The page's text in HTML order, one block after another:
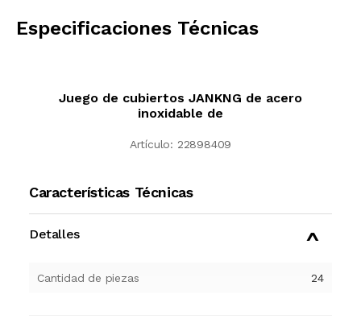
Especificaciones Técnicas
Juego de cubiertos JANKNG de acero
inoxidable de
Artículo: 22898409
Características Técnicas
Detalles
Cantidad de piezas 24